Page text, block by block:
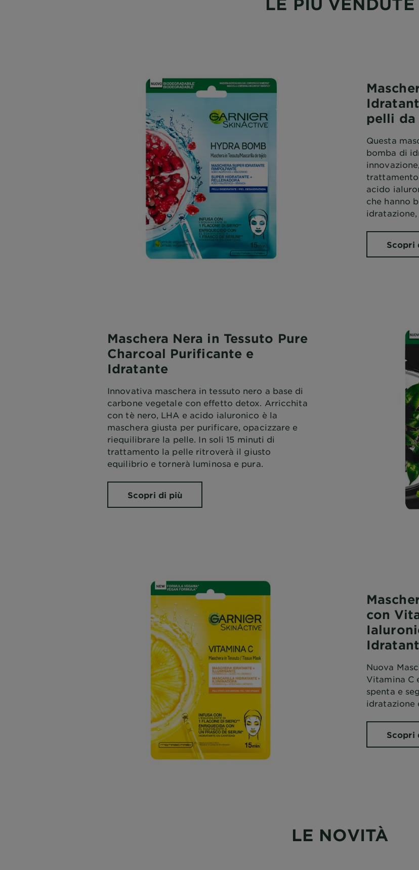
pelli da
Questa
bomba di
acido
che hanno
Scopri
Maschera Nera in Tessuto Pure
Charcoal Purificante e
Idratante
Innovativa maschera in tessuto nero a base di
carbone vegetale con effetto detox. Arricchita
con tè nero, LHA e acido ialuronico è la
maschera giusta per purificare, opacizzare e
riequilibrare la pelle. In soli 15 minuti di
trattamento la pelle ritroverà il giusto
equilibrio e tornerà luminosa e pura.
Scopri di più
con
Nuova
Vitamina C
spenta e
idratazione
Scopri
LE NOVITÀ